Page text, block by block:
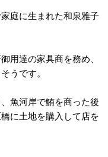
庭に生まれた和泉雅子
用達の家具商を務め、
うです。
魚河岸で鮪を商った後
に土地を購入して店を